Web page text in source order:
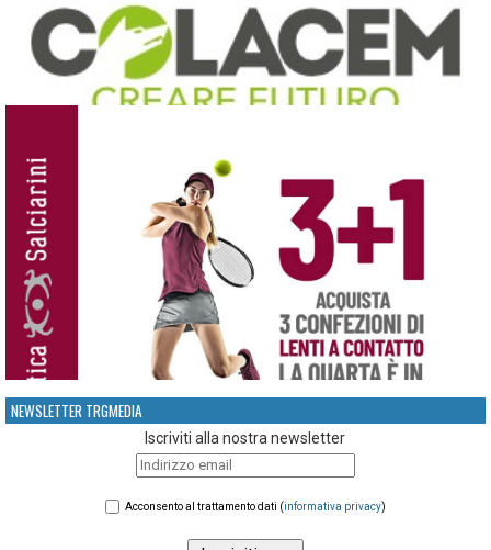
NEWSLETTER TRGMEDIA
Iscriviti alla nostra newsletter
Acconsento al trattamento dati (informativa privacy)